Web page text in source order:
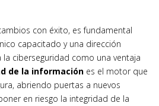
con éxito, es fundamental
capacitado y una dirección
ciberseguridad como una ventaja
de la información es el motor que
abriendo puertas a nuevos
en riesgo la integridad de la